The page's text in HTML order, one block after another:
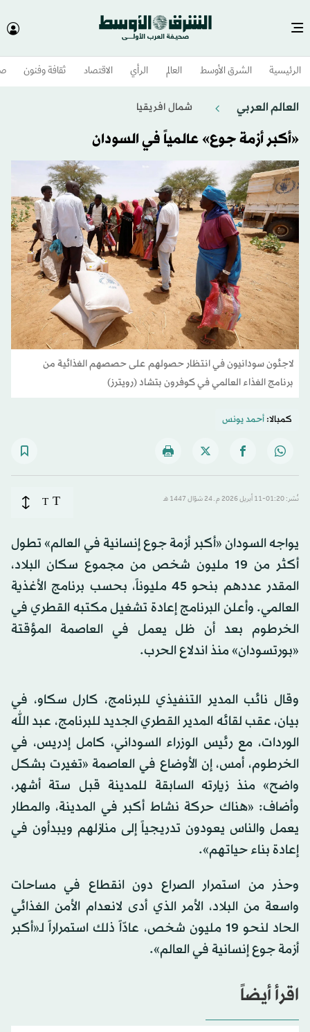
الرئيسية الشرق الأوسط​ العالم الرأي الاقتصاد ثقافة وفنون
العالم العربي شمال افريقيا
«أكبر أزمة جوع» عالمياً في السودان
لاجئون سودانيون في انتظار حصولهم على حصصهم الغذائية من
برنامج الغذاء العالمي في كوفرون بتشاد (رويترز)
كمبالا:أحمد يونس
نُشر: 01:20-11 أبريل 2026 م ـ 24 شوّال 1447 هـ T
T
يواجه السودان «أكبر أزمة جوع إنسانية في العالم» تطول
أكثر من 19 مليون شخص من مجموع سكان البلاد،
المقدر عددهم بنحو 45 مليوناً، بحسب برنامج الأغذية
العالمي. وأعلن البرنامج إعادة تشغيل مكتبه القطري في
الخرطوم بعد أن ظل يعمل في العاصمة المؤقتة
«بورتسودان» منذ اندلاع الحرب.
وقال نائب المدير التنفيذي للبرنامج، كارل سكاو، في
بيان، عقب لقائه المدير القطري الجديد للبرنامج، عبد الله
الوردات، مع رئيس الوزراء السوداني، كامل إدريس، في
الخرطوم، أمس، إن الأوضاع في العاصمة «تغيرت بشكل
واضح» منذ زيارته السابقة للمدينة قبل ستة أشهر،
وأضاف: «هناك حركة نشاط أكبر في المدينة، والمطار
يعمل والناس يعودون تدريجياً إلى منازلهم ويبدأون في
إعادة بناء حياتهم».
وحذر من استمرار الصراع دون انقطاع في مساحات
واسعة من البلاد، الأمر الذي أدى لانعدام الأمن الغذائي
الحاد لنحو 19 مليون شخص، عادّاً ذلك استمراراً لـ«أكبر
أزمة جوع إنسانية في العالم».
اقرأ أيضاً